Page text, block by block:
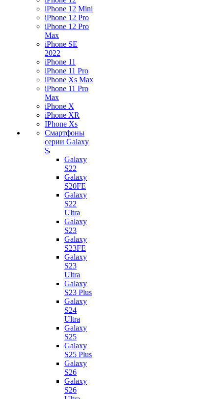
iPhone 12 Mini
iPhone 12 Pro
iPhone 12 Pro
Max
iPhone SE
2022
iPhone 11
iPhone 11 Pro
iPhone Xs Max
iPhone 11 Pro
Max
iPhone X
iPhone XR
IPhone Xs
Смартфоны
серии Galaxy
S
Galaxy
S22
Galaxy
S20FE
Galaxy
S22
Ultra
Galaxy
S23
Galaxy
S23FE
Galaxy
S23
Ultra
Galaxy
S23 Plus
Galaxy
S24
Ultra
Galaxy
S25
Galaxy
S25 Plus
Galaxy
S26
Galaxy
S26